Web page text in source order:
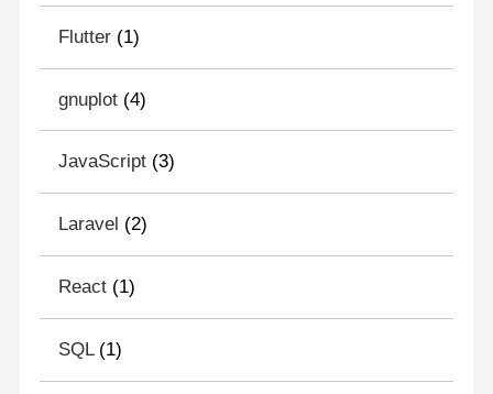
Flutter(1)
gnuplot(4)
JavaScript(3)
Laravel (2)
React(1)
SQL(1)